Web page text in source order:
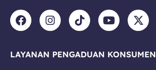
F
a
b
I
n
a
T
i
o
Y
o
u
X
-
i
LAYANAN PENGADUAN KONSUMEN